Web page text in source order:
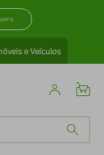
e Veículos